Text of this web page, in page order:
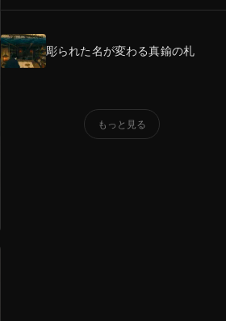
彫られた名が変わる真鍮の札
もっと見る